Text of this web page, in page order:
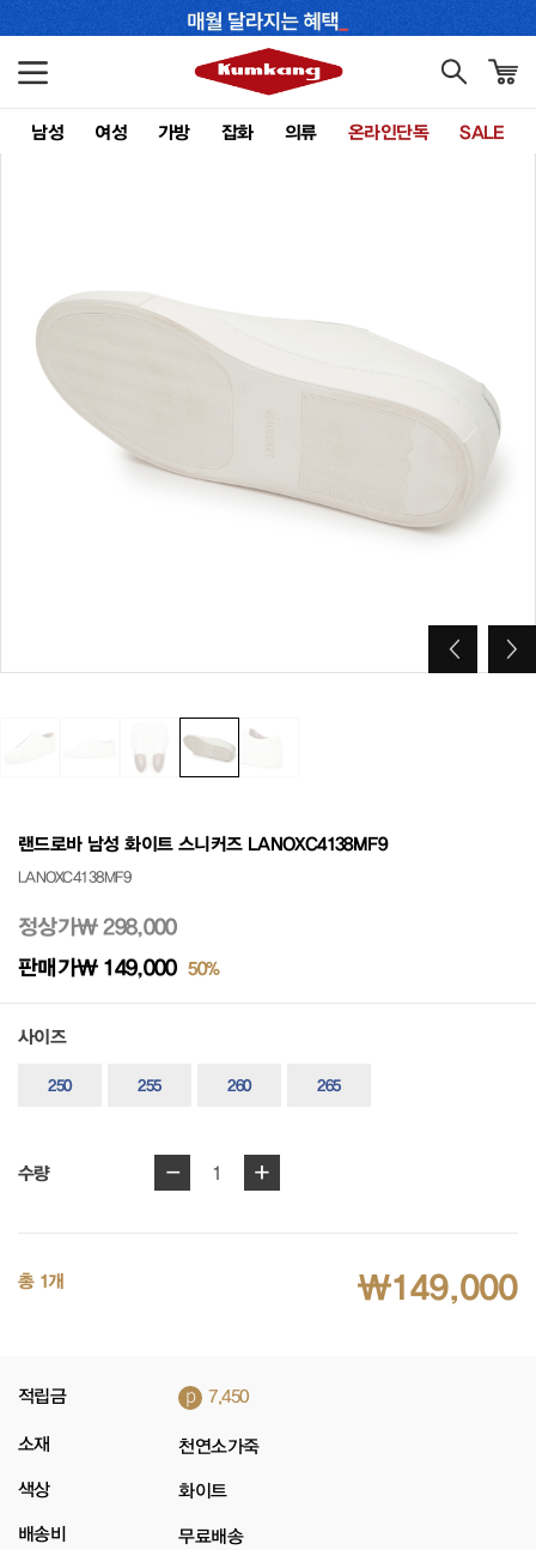
남성 여성 가방 잡화 의류 온라인단독 SALE
랜드로바 남성 화이트 스니커즈 LANOXC4138MF9
LANOXC4138MF9
정상가₩ 298,000
판매가₩ 149,000 50%
사이즈
250 255 260 265
수량 - 1 +
총 1개 ₩149,000
적립금 p 7,450
소재 천연소가죽
색상 화이트
배송비 무료배송